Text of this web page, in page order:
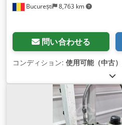
București 8,763 km
問い合わせる
コンディション: 使用可能（中古）